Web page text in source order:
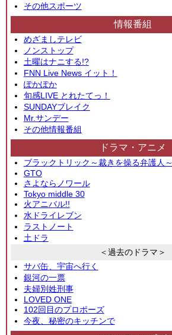
その他スポーツ
情報番組
めざましテレビ
ノンストップ
土曜はナニする!?
FNN Live News イット！
ぽかぽか
旬感LIVE とれたてっ！
SUNDAYブレイク
Mr.サンデー
その他情報番組
ドラマ・アニメ
ブラックトリック～裁きを操る弁護人～
GTO
さよならノワール
Tokyo middle 30
火アニバル!!
水ドライレブン
ラストノート
土ドラ
＜過去のドラマ＞
サバ缶、宇宙へ行く
銀河の一票
夫婦別姓刑事
LOVED ONE
102回目のプロポーズ
今夜、秘密のキッチンで